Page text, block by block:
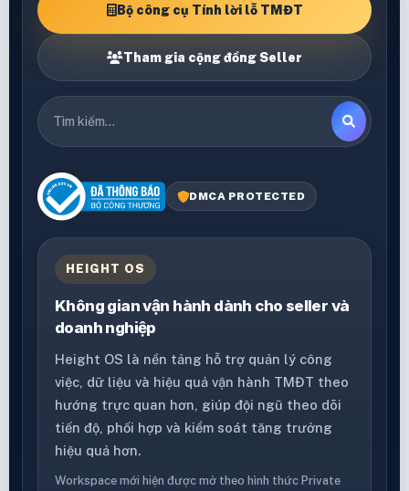
Bộ công cụ Tính lời lỗ TMĐT
Tham gia cộng đồng Seller
DMCA PROTECTED
HEIGHT OS
Không gian vận hành dành cho seller và
doanh nghiệp
Height OS là nền tảng hỗ trợ quản lý công
việc, dữ liệu và hiệu quả vận hành TMĐT theo
hướng trực quan hơn, giúp đội ngũ theo dõi
tiến độ, phối hợp và kiểm soát tăng trưởng
hiệu quả hơn.
Workspace mới hiện được mở theo hình thức Private